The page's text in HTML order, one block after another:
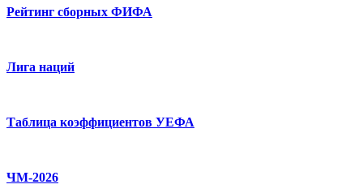
Рейтинг сборных ФИФА
Лига наций
Таблица коэффициентов УЕФА
ЧМ-2026